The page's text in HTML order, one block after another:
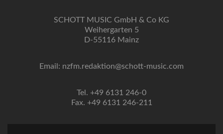
SCHOTT MUSIC GmbH & Co KG
Weihergarten 5
D-55116 Mainz
Email: nzfm.redaktion@schott-music.com
Tel. +49 6131 246-0
Fax. +49 6131 246-211